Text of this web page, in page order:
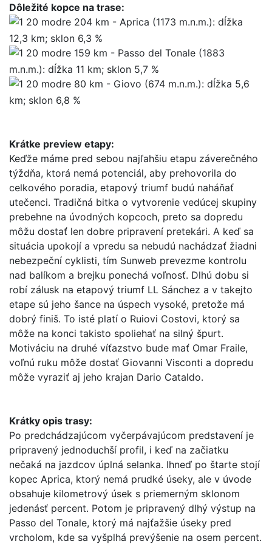
Dôležité kopce na trase:
204 km - Aprica (1173 m.n.m.): dĺžka
12,3 km; sklon 6,3 %
159 km - Passo del Tonale (1883
m.n.m.): dĺžka 11 km; sklon 5,7 %
80 km - Giovo (674 m.n.m.): dĺžka 5,6
km; sklon 6,8 %
Krátke preview etapy:
Keďže máme pred sebou najľahšiu etapu záverečného
týždňa, ktorá nemá potenciál, aby prehovorila do
celkového poradia, etapový triumf budú naháňať
utečenci. Tradičná bitka o vytvorenie vedúcej skupiny
prebehne na úvodných kopcoch, preto sa dopredu
môžu dostať len dobre pripravení pretekári. A keď sa
situácia upokojí a vpredu sa nebudú nachádzať žiadni
nebezpeční cyklisti, tím Sunweb prevezme kontrolu
nad balíkom a brejku ponechá voľnosť. Dlhú dobu si
robí zálusk na etapový triumf LL Sánchez a v takejto
etape sú jeho šance na úspech vysoké, pretože má
dobrý finiš. To isté platí o Ruiovi Costovi, ktorý sa
môže na konci takisto spoliehať na silný špurt.
Motiváciu na druhé víťazstvo bude mať Omar Fraile,
voľnú ruku môže dostať Giovanni Visconti a dopredu
môže vyraziť aj jeho krajan Dario Cataldo.
Krátky opis trasy:
Po predchádzajúcom vyčerpávajúcom predstavení je
pripravený jednoduchší profil, i keď na začiatku
nečaká na jazdcov úplná selanka. Ihneď po štarte stojí
kopec Aprica, ktorý nemá prudké úseky, ale v úvode
obsahuje kilometrový úsek s priemerným sklonom
jedenásť percent. Potom je pripravený dlhý výstup na
Passo del Tonale, ktorý má najťažšie úseky pred
vrcholom, kde sa vyšplhá prevýšenie na osem percent.